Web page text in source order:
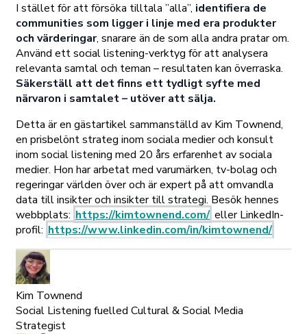
I stället för att försöka tilltala ”alla”, identifiera de
communities som ligger i linje med era produkter
och värderingar, snarare än de som alla andra pratar om.
Använd ett social listening-verktyg för att analysera
relevanta samtal och teman – resultaten kan överraska.
Säkerställ att det finns ett tydligt syfte med
närvaron i samtalet – utöver att sälja.
Detta är en gästartikel sammanställd av Kim Townend,
en prisbelönt strateg inom sociala medier och konsult
inom social listening med 20 års erfarenhet av sociala
medier. Hon har arbetat med varumärken, tv-bolag och
regeringar världen över och är expert på att omvandla
data till insikter och insikter till strategi. Besök hennes
webbplats: https://kimtownend.com/ eller LinkedIn-
profil: https://www.linkedin.com/in/kimtownend/
Kim Townend
Social Listening fuelled Cultural & Social Media
Strategist